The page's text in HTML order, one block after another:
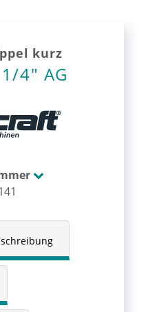
kurz
4" AG